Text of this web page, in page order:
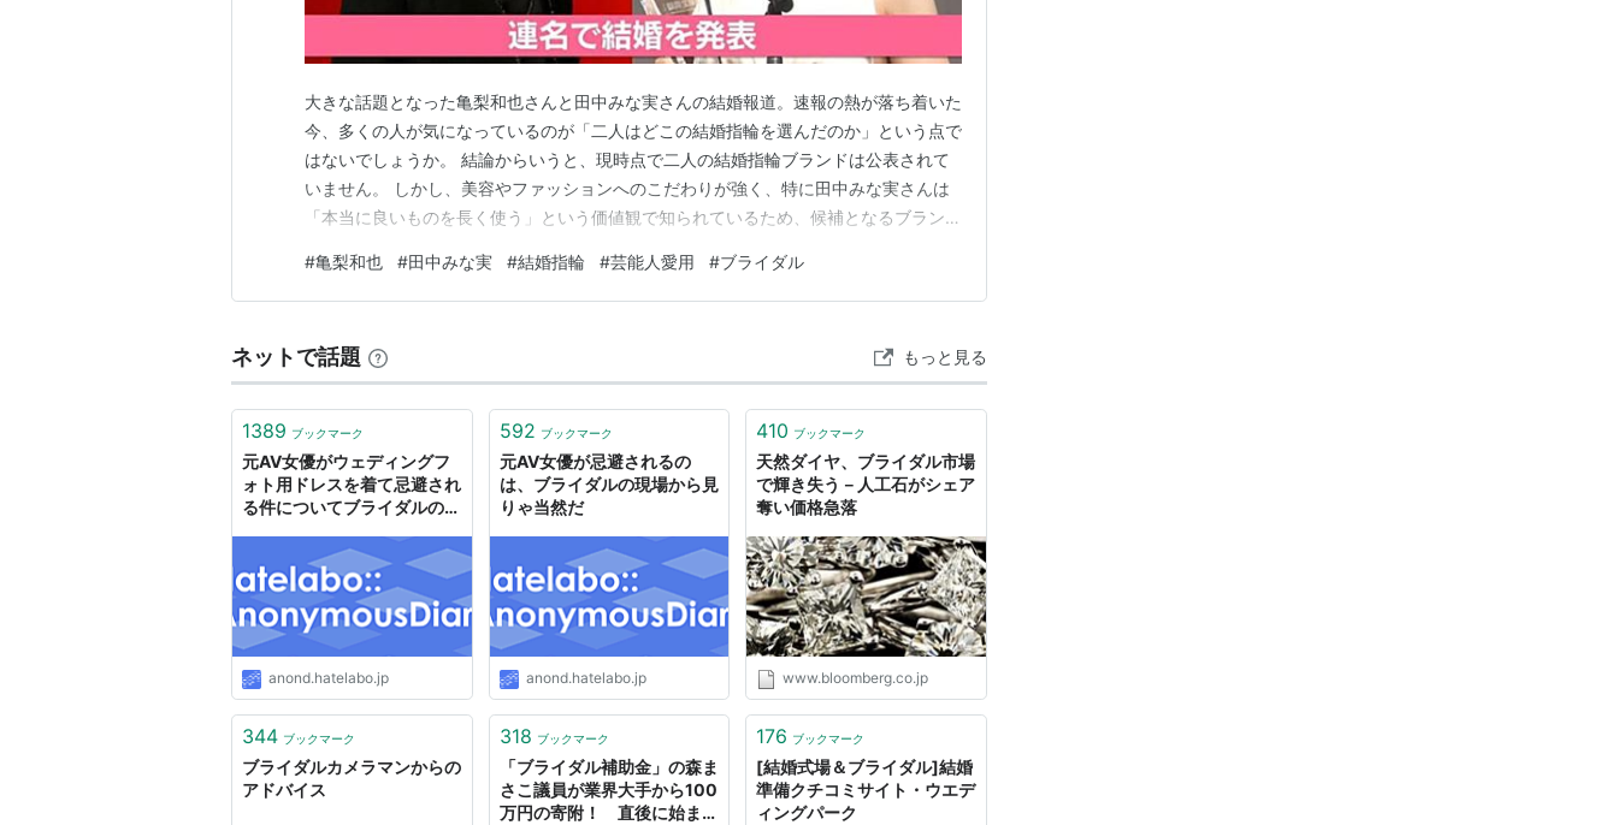
大きな話題となった亀梨和也さんと田中みな実さんの結婚報道。速報の熱が落ち着いた
今、多くの人が気になっているのが「二人はどこの結婚指輪を選んだのか」という点で
はないでしょうか。 結論からいうと、現時点で二人の結婚指輪ブランドは公表されて
いません。 しかし、美容やファッションへのこだわりが強く、特に田中みな実さんは
「本当に良いものを長く使う」という価値観で知られているため、候補となるブランド
イフスタイル、芸能界の傾向などをもとに、有力視される結婚指輪ブランドや価格帯を
詳しく解説します。 亀梨和也さんと田中みな実さんの結婚…
#亀梨和也 #田中みな実 #結婚指輪 #芸能人愛用 #ブライダル
ネットで話題 もっと見る
1389 ブックマーク
元AV女優がウェディングフ
ォト用ドレスを着て忌避され
る件についてブライダルの現
anond.hatelabo.jp
592 ブックマーク
元AV女優が忌避されるの
は、ブライダルの現場から見
りゃ当然だ
anond.hatelabo.jp
410 ブックマーク
天然ダイヤ、ブライダル市場
で輝き失う－人工石がシェア
奪い価格急落
www.bloomberg.co.jp
344 ブックマーク
ブライダルカメラマンからの
アドバイス
318 ブックマーク
「ブライダル補助金」の森ま
さこ議員が業界大手から100
万円の寄附！ 直後に始まっ
176 ブックマーク
[結婚式場＆ブライダル]結婚
準備クチコミサイト・ウエデ
ィングパーク